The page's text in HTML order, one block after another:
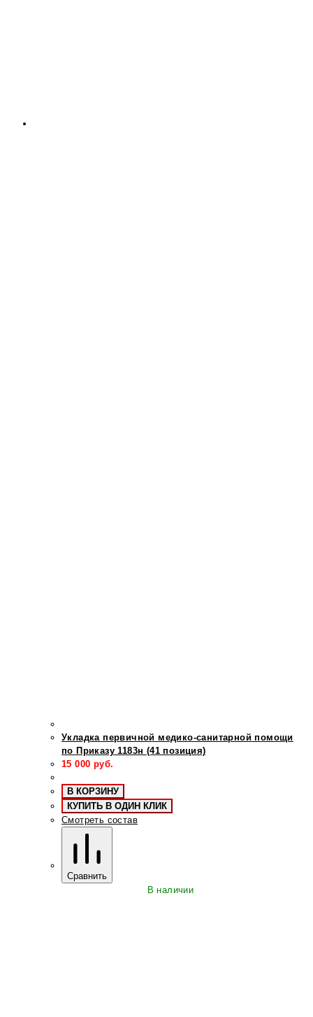
Укладка первичной медико-санитарной помощи
по Приказу 1183н (41 позиция)
15 000 руб.
В КОРЗИНУ
КУПИТЬ В ОДИН КЛИК
Смотреть состав
Сравнить
В наличии